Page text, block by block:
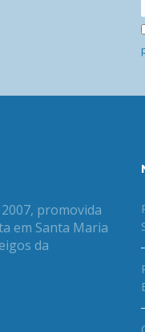
promovida
em Santa Maria
da